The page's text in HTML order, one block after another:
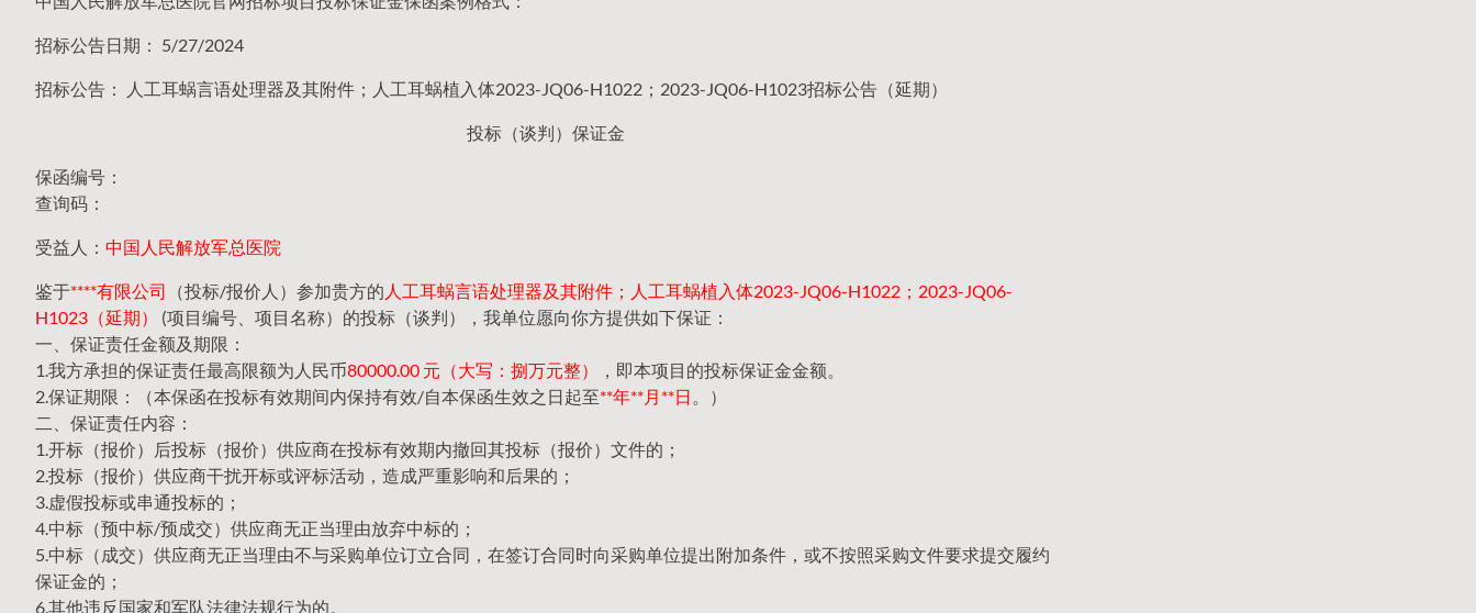
招标公告日期： 5/27/2024
招标公告： 人工耳蜗言语处理器及其附件；人工耳蜗植入体2023-JQ06-H1022；2023-JQ06-H1023招标公告（延期）
投标（谈判）保证金
保函编号：
查询码：
受益人： 中国人民解放军总医院
鉴于****有限公司 （投标/报价人）参加贵方的 人工耳蜗言语处理器及其附件；人工耳蜗植入体2023-JQ06-H1022；2023-JQ06-
H1023（延期）
(项目编号、项目名称）的投标（谈判），我单位愿向你方提供如下保证：
一、保证责任金额及期限：
1.我方承担的保证责任最高限额为人民币80000.00 元（大写：捌万元整）
，即本项目的投标保证金金额。
2.保证期限：（本保函在投标有效期间内保持有效/自本保函生效之日起至**年**月**日 。）
二、保证责任内容：
1.开标（报价）后投标（报价）供应商在投标有效期内撤回其投标（报价）文件的；
2.投标（报价）供应商干扰开标或评标活动，造成严重影响和后果的；
3.虚假投标或串通投标的；
4.中标（预中标/预成交）供应商无正当理由放弃中标的；
5.中标（成交）供应商无正当理由不与采购单位订立合同，在签订合同时向采购单位提出附加条件，或不按照采购文件要求提交履约
保证金的；
6.其他违反国家和军队法律法规行为的。